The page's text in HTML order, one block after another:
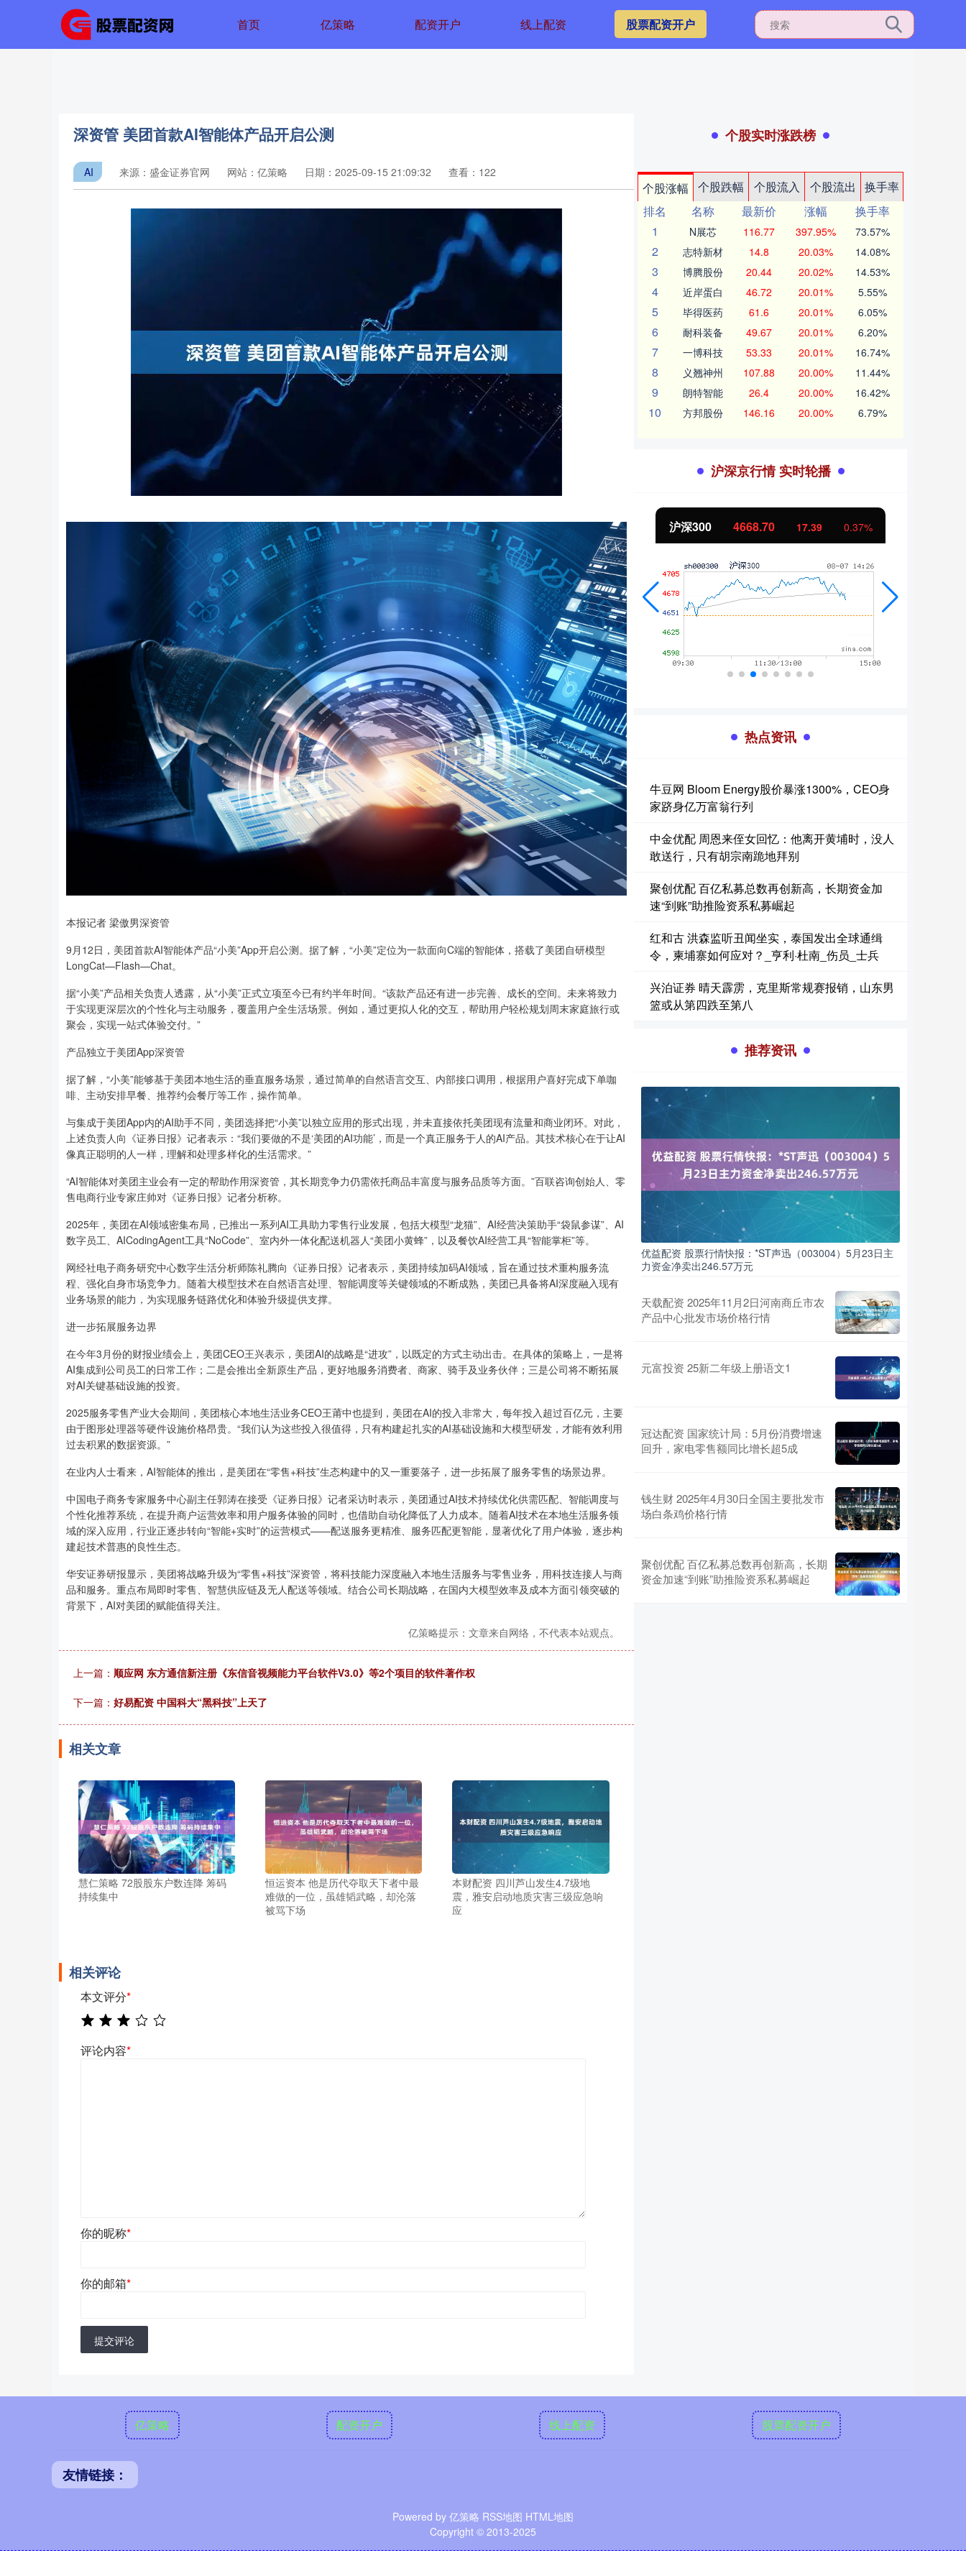
首页 亿策略 配资开户 线上配资 股票配资开户
深资管 美团首款AI智能体产品开启公测
AI 来源：盛金证券官网 网站：亿策略 日期：2025-09-15 21:09:32 查看：122
本报记者 梁傲男深资管
9月12日，美团首款AI智能体产品“小美”App开启公测。据了解，“小美”定位为一款面向C端的智能体，搭载了美团自研模型
LongCat—Flash—Chat。
据“小美”产品相关负责人透露，从“小美”正式立项至今已有约半年时间。“该款产品还有进一步完善、成长的空间。未来将致力
于实现更深层次的个性化与主动服务，覆盖用户全生活场景。例如，通过更拟人化的交互，帮助用户轻松规划周末家庭旅行或
聚会，实现一站式体验交付。”
产品独立于美团App深资管
据了解，“小美”能够基于美团本地生活的垂直服务场景，通过简单的自然语言交互、内部接口调用，根据用户喜好完成下单咖
啡、主动安排早餐、推荐约会餐厅等工作，操作简单。
与集成于美团App内的AI助手不同，美团选择把“小美”以独立应用的形式出现，并未直接依托美团现有流量和商业闭环。对此，
上述负责人向《证券日报》记者表示：“我们要做的不是‘美团的AI功能’，而是一个真正服务于人的AI产品。其技术核心在于让AI
像真正聪明的人一样，理解和处理多样化的生活需求。”
“AI智能体对美团主业会有一定的帮助作用深资管，其长期竞争力仍需依托商品丰富度与服务品质等方面。”百联咨询创始人、零
售电商行业专家庄帅对《证券日报》记者分析称。
2025年，美团在AI领域密集布局，已推出一系列AI工具助力零售行业发展，包括大模型“龙猫”、AI经营决策助手“袋鼠参谋”、AI
数字员工、AICodingAgent工具“NoCode”、室内外一体化配送机器人“美团小黄蜂”，以及餐饮AI经营工具“智能掌柜”等。
网经社电子商务研究中心数字生活分析师陈礼腾向《证券日报》记者表示，美团持续加码AI领域，旨在通过技术重构服务流
程、强化自身市场竞争力。随着大模型技术在自然语言处理、智能调度等关键领域的不断成熟，美团已具备将AI深度融入现有
业务场景的能力，为实现服务链路优化和体验升级提供支撑。
进一步拓展服务边界
在今年3月份的财报业绩会上，美团CEO王兴表示，美团AI的战略是“进攻”，以既定的方式主动出击。在具体的策略上，一是将
AI集成到公司员工的日常工作；二是会推出全新原生产品，更好地服务消费者、商家、骑手及业务伙伴；三是公司将不断拓展
对AI关键基础设施的投资。
2025服务零售产业大会期间，美团核心本地生活业务CEO王莆中也提到，美团在AI的投入非常大，每年投入超过百亿元，主要
由于图形处理器等硬件设施价格昂贵。“我们认为这些投入很值得，只有构建起扎实的AI基础设施和大模型研发，才能有效利用
过去积累的数据资源。”
在业内人士看来，AI智能体的推出，是美团在“零售+科技”生态构建中的又一重要落子，进一步拓展了服务零售的场景边界。
中国电子商务专家服务中心副主任郭涛在接受《证券日报》记者采访时表示，美团通过AI技术持续优化供需匹配、智能调度与
个性化推荐系统，在提升商户运营效率和用户服务体验的同时，也借助自动化降低了人力成本。随着AI技术在本地生活服务领
域的深入应用，行业正逐步转向“智能+实时”的运营模式——配送服务更精准、服务匹配更智能，显著优化了用户体验，逐步构
建起技术普惠的良性生态。
华安证券研报显示，美团将战略升级为“零售+科技”深资管，将科技能力深度融入本地生活服务与零售业务，用科技连接人与商
品和服务。重点布局即时零售、智慧供应链及无人配送等领域。结合公司长期战略，在国内大模型效率及成本方面引领突破的
背景下，AI对美团的赋能值得关注。
亿策略提示：文章来自网络，不代表本站观点。
上一篇： 顺应网 东方通信新注册《东信音视频能力平台软件V3.0》等2个项目的软件著作权
下一篇： 好易配资 中国科大“黑科技”上天了
相关文章
慧仁策略 72股股东户数连降 筹码
持续集中
恒运资本 他是历代夺取天下者中最
难做的一位，虽雄韬武略，却沦落
被骂下场
本财配资 四川芦山发生4.7级地
震，雅安启动地质灾害三级应急响
应
相关评论
本文评分*
评论内容*
你的昵称*
你的邮箱*
提交评论
个股实时涨跌榜
个股涨幅 个股跌幅 个股流入 个股流出
换手率
排名
名称 最新价 涨幅
换手率
1
N展芯 116.77 397.95% 73.57%
2 志特新材 14.8 20.03% 14.08%
3 博腾股份 20.44 20.02% 14.53%
4 近岸蛋白 46.72 20.01% 5.55%
5 毕得医药 61.6 20.01% 6.05%
6 耐科装备 49.67 20.01% 6.20%
7 一博科技 53.33 20.01% 16.74%
8 义翘神州 107.88 20.00% 11.44%
9 朗特智能 26.4 20.00% 16.42%
10 方邦股份 146.16 20.00% 6.79%
沪深京行情 实时轮播
深证成指 14204.35 94.23 0.67% 沪深300 4668.70 17.39 北证50 1130.74 7.87 0.70%
热点资讯
牛豆网 Bloom Energy股价暴涨1300%，CEO身
家跻身亿万富翁行列
中金优配 周恩来侄女回忆：他离开黄埔时，没人
敢送行，只有胡宗南跪地拜别
聚创优配 百亿私募总数再创新高，长期资金加
速“到账”助推险资系私募崛起
红和古 洪森监听丑闻坐实，泰国发出全球通缉
令，柬埔寨如何应对？_亨利·杜南_伤员_士兵
兴泊证券 晴天霹雳，克里斯常规赛报销，山东男
篮或从第四跌至第八
推荐资讯
优益配资 股票行情快报：*ST声迅（003004）5月23日主
力资金净卖出246.57万元
天载配资 2025年11月2日河南商丘市农
产品中心批发市场价格行情
元富投资 25新二年级上册语文1
冠达配资 国家统计局：5月份消费增速
回升，家电零售额同比增长超5成
钱生财 2025年4月30日全国主要批发市
场白条鸡价格行情
聚创优配 百亿私募总数再创新高，长期
资金加速“到账”助推险资系私募崛起
亿策略 配资开户 线上配资 股票配资开户
友情链接：
Powered by 亿策略 RSS地图 HTML地图
Copyright © 2013-2025